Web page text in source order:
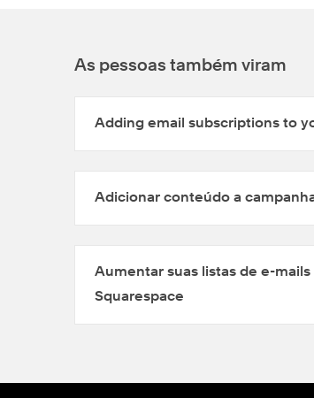
As pessoas também viram
Adding email subscriptions to
Adicionar conteúdo a
Aumentar suas listas de e-
Squarespace